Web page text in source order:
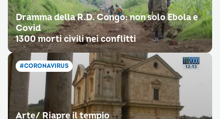
Dramma della R.D. Congo: non solo Ebola e
Covid
1300 morti civili nei conflitti
#CORONAVIRUS
Arte/ Riapre il tempio